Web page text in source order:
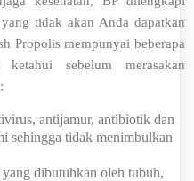
tidak akan Anda dapatkan
Propolis mempunyai beberapa
sebelum merasakan
antijamur, antibiotik dan
sehingga tidak menimbulkan
dibutuhkan oleh tubuh,